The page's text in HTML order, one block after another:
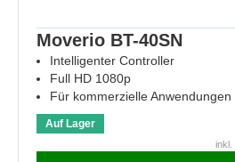
Moverio BT-40SN
Intelligenter Controller
Full HD 1080p
Für kommerzielle Anwendungen
Auf Lager
inkl.